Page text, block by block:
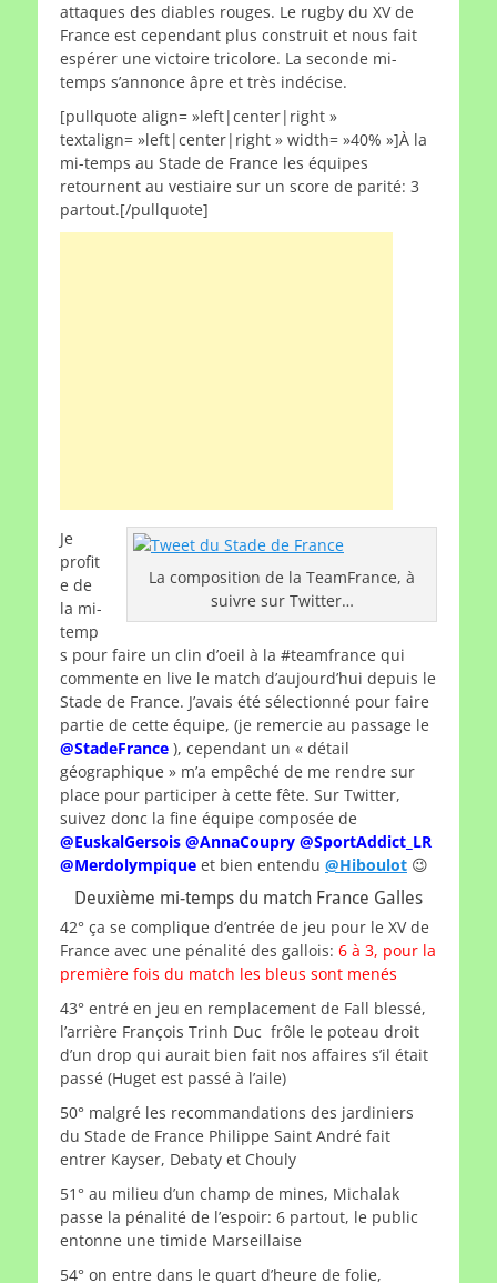
attaques des diables rouges. Le rugby du XV de
France est cependant plus construit et nous fait
espérer une victoire tricolore. La seconde mi-
temps s’annonce âpre et très indécise.
[pullquote align= »left|center|right »
textalign= »left|center|right » width= »40% »]À la
mi-temps au Stade de France les équipes
retournent au vestiaire sur un score de parité: 3
partout.[/pullquote]
La composition de la TeamFrance, à
suivre sur Twitter…
Je
profit
e de
la mi-
temp
s pour faire un clin d’oeil à la #teamfrance qui
commente en live le match d’aujourd’hui depuis le
Stade de France. J’avais été sélectionné pour faire
partie de cette équipe, (je remercie au passage le
@StadeFrance ), cependant un « détail
géographique » m’a empêché de me rendre sur
place pour participer à cette fête. Sur Twitter,
suivez donc la fine équipe composée de
@EuskalGersois @AnnaCoupry @SportAddict_LR
@Merdolympique et bien entendu @Hiboulot 😉
Deuxième mi-temps du match France Galles
42° ça se complique d’entrée de jeu pour le XV de
France avec une pénalité des gallois: 6 à 3, pour la
première fois du match les bleus sont menés
43° entré en jeu en remplacement de Fall blessé,
l’arrière François Trinh Duc frôle le poteau droit
d’un drop qui aurait bien fait nos affaires s’il était
passé (Huget est passé à l’aile)
50° malgré les recommandations des jardiniers
du Stade de France Philippe Saint André fait
entrer Kayser, Debaty et Chouly
51° au milieu d’un champ de mines, Michalak
passe la pénalité de l’espoir: 6 partout, le public
entonne une timide Marseillaise
54° on entre dans le quart d’heure de folie,